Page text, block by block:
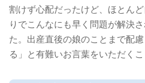
割けず心配だったけど、ほとん
りでこんなにも早く問題が解決
た。出産直後の娘のことまで配
る」と有難いお言葉をいただくこ